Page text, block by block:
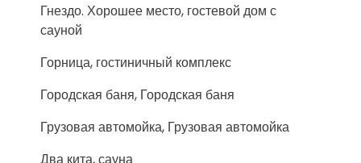
Гнездо. Хорошее место, гостевой дом с
сауной
Горница, гостиничный комплекс
Городская баня, Городская баня
Грузовая автомойка, Грузовая автомойка
Два кита, сауна